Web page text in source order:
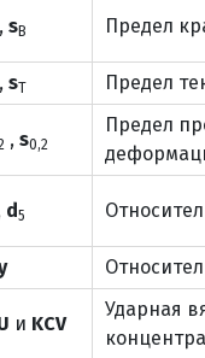
,sВ Предел
,sТ Предел
,s0,2
Предел
d5
и KCV
Ударная